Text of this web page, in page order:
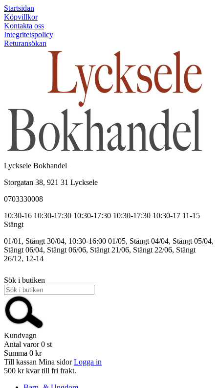
Startsidan
Köpvillkor
Kontakta oss
Integritetspolicy
Returansökan
Lycksele Bokhandel
Storgatan 38, 921 31 Lycksele
0703330008
10:30-16 10:30-17:30 10:30-17:30 10:30-17:30 10:30-17 11-15
Stängt
01/01, Stängt 30/04, 10:30-16:00 01/05, Stängt 04/04, Stängt 05/04,
Stängt 06/04, Stängt 06/06, Stängt 21/06, Stängt 22/06, Stängt
26/12, 12-14
Sök i butiken
Kundvagn
Antal varor 0 st
Summa 0 kr
Till kassan Mina sidor Logga in
500 kr kvar till fri frakt.